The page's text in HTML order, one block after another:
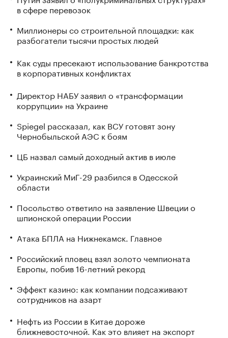
в сфере перевозок
Миллионеры со строительной площадки: как
разбогатели тысячи простых людей
Как суды пресекают использование банкротства
в корпоративных конфликтах
Директор НАБУ заявил о «трансформации
коррупции» на Украине
Spiegel рассказал, как ВСУ готовят зону
Чернобыльской АЭС к боям
ЦБ назвал самый доходный актив в июле
Украинский МиГ-29 разбился в Одесской
области
Посольство ответило на заявление Швеции о
шпионской операции России
Атака БПЛА на Нижнекамск. Главное
Российский пловец взял золото чемпионата
Европы, побив 16-летний рекорд
Эффект казино: как компании подсаживают
сотрудников на азарт
Нефть из России в Китае дороже
ближневосточной. Как это влияет на экспорт